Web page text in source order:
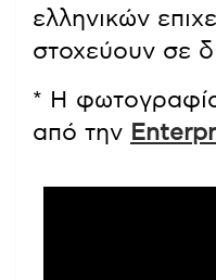
ελληνικών
στοχεύουν σε
* Η
από την